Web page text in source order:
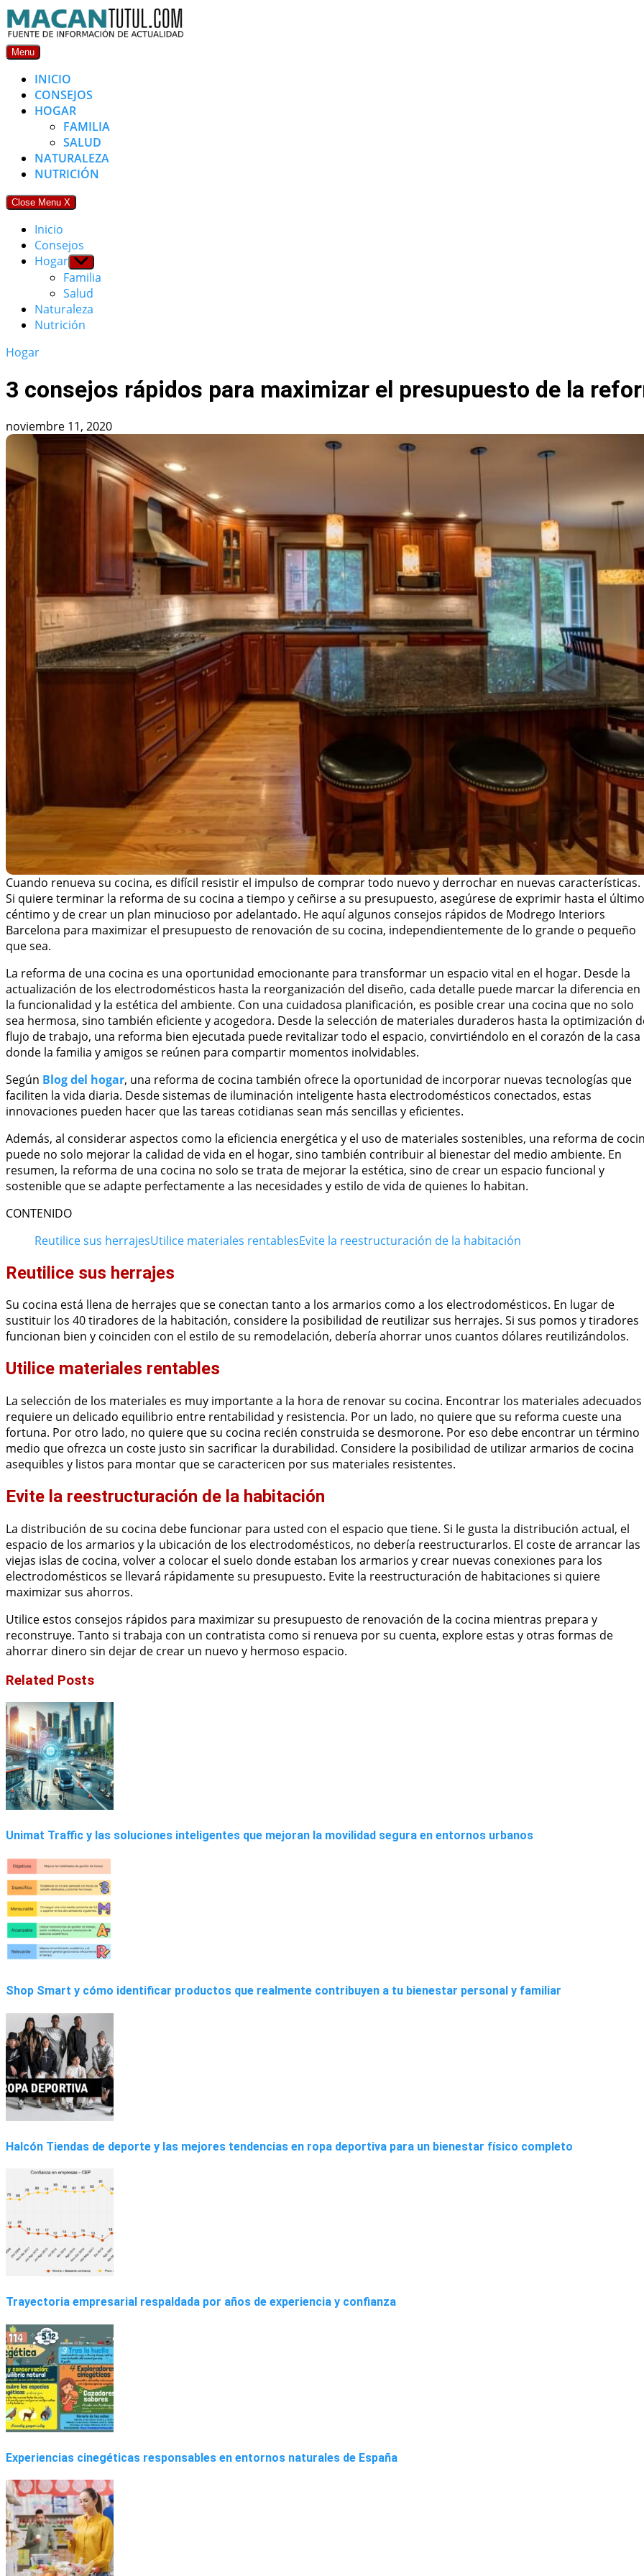
Skip
to
content
Menu
INICIO
CONSEJOS
HOGAR
FAMILIA
SALUD
NATURALEZA
NUTRICIÓN
Close Menu X
Inicio
Consejos
Hogar Show
sub
menu
Familia
Salud
Naturaleza
Nutrición
Hogar
3 consejos rápidos para maximizar el presupuesto de la
noviembre 11, 2020
Cuando renueva su cocina, es difícil resistir el impulso de comprar todo nuevo y derrochar en nuevas características.
Si quiere terminar la reforma de su cocina a tiempo y ceñirse a su presupuesto, asegúrese de exprimir hasta el último
céntimo y de crear un plan minucioso por adelantado. He aquí algunos consejos rápidos de Modrego Interiors
Barcelona para maximizar el presupuesto de renovación de su cocina, independientemente de lo grande o pequeño
que sea.
La reforma de una cocina es una oportunidad emocionante para transformar un espacio vital en el hogar. Desde la
actualización de los electrodomésticos hasta la reorganización del diseño, cada detalle puede marcar la diferencia en
la funcionalidad y la estética del ambiente. Con una cuidadosa planificación, es posible crear una cocina que no solo
sea hermosa, sino también eficiente y acogedora. Desde la selección de materiales duraderos hasta la optimización
flujo de trabajo, una reforma bien ejecutada puede revitalizar todo el espacio, convirtiéndolo en el corazón de la casa
donde la familia y amigos se reúnen para compartir momentos inolvidables.
Según Blog del hogar, una reforma de cocina también ofrece la oportunidad de incorporar nuevas tecnologías que
faciliten la vida diaria. Desde sistemas de iluminación inteligente hasta electrodomésticos conectados, estas
innovaciones pueden hacer que las tareas cotidianas sean más sencillas y eficientes.
Además, al considerar aspectos como la eficiencia energética y el uso de materiales sostenibles, una reforma de
puede no solo mejorar la calidad de vida en el hogar, sino también contribuir al bienestar del medio ambiente. En
resumen, la reforma de una cocina no solo se trata de mejorar la estética, sino de crear un espacio funcional y
sostenible que se adapte perfectamente a las necesidades y estilo de vida de quienes lo habitan.
CONTENIDO
Reutilice sus herrajesUtilice materiales rentablesEvite la reestructuración de la habitación
Reutilice sus herrajes
Su cocina está llena de herrajes que se conectan tanto a los armarios como a los electrodomésticos. En lugar de
sustituir los 40 tiradores de la habitación, considere la posibilidad de reutilizar sus herrajes. Si sus pomos y tiradores
funcionan bien y coinciden con el estilo de su remodelación, debería ahorrar unos cuantos dólares reutilizándolos.
Utilice materiales rentables
La selección de los materiales es muy importante a la hora de renovar su cocina. Encontrar los materiales adecuados
requiere un delicado equilibrio entre rentabilidad y resistencia. Por un lado, no quiere que su reforma cueste una
fortuna. Por otro lado, no quiere que su cocina recién construida se desmorone. Por eso debe encontrar un término
medio que ofrezca un coste justo sin sacrificar la durabilidad. Considere la posibilidad de utilizar armarios de cocina
asequibles y listos para montar que se caractericen por sus materiales resistentes.
Evite la reestructuración de la habitación
La distribución de su cocina debe funcionar para usted con el espacio que tiene. Si le gusta la distribución actual, el
espacio de los armarios y la ubicación de los electrodomésticos, no debería reestructurarlos. El coste de arrancar las
viejas islas de cocina, volver a colocar el suelo donde estaban los armarios y crear nuevas conexiones para los
electrodomésticos se llevará rápidamente su presupuesto. Evite la reestructuración de habitaciones si quiere
maximizar sus ahorros.
Utilice estos consejos rápidos para maximizar su presupuesto de renovación de la cocina mientras prepara y
reconstruye. Tanto si trabaja con un contratista como si renueva por su cuenta, explore estas y otras formas de
ahorrar dinero sin dejar de crear un nuevo y hermoso espacio.
Related Posts
Unimat Traffic y las soluciones inteligentes que mejoran la movilidad segura en entornos urbanos
Shop Smart y cómo identificar productos que realmente contribuyen a tu bienestar personal y familiar
Halcón Tiendas de deporte y las mejores tendencias en ropa deportiva para un bienestar físico completo
Trayectoria empresarial respaldada por años de experiencia y confianza
Experiencias cinegéticas responsables en entornos naturales de España